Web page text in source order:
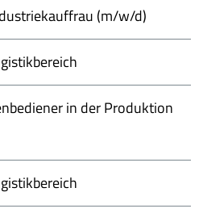
(m/w/d)
in der Produktion